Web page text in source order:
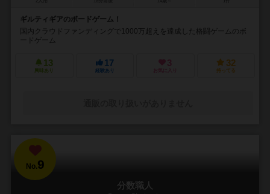
ギルティギアのボードゲーム！
国内クラウドファンディングで1000万超えを達成した格闘ゲームのボ
ードゲーム
13
興味あり
17
経験あり
3
お気に入り
32
持ってる
No.9
分数職人